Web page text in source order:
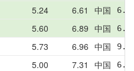
5.24 6.61 中国
5.60 6.89 中国
5.73 6.96 中国
5.00 7.31 中国